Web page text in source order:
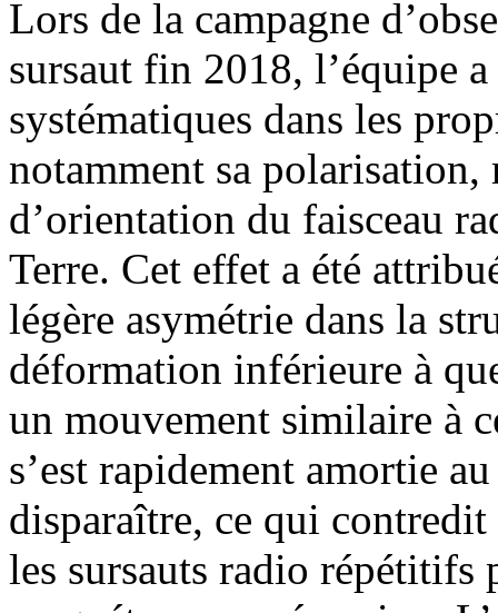
Lors de la campagne
sursaut fin 2018, l’équipe
systématiques dans les
notamment sa polarisation,
d’orientation du faisceau
Terre. Cet effet a été
légère asymétrie dans la
déformation inférieure à
un mouvement similaire à
s’est rapidement amortie
disparaître, ce qui
les sursauts radio répétitifs